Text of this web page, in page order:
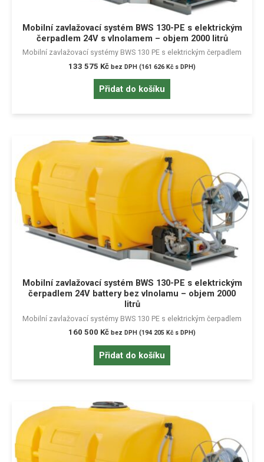
Mobilní zavlažovací systém BWS 130-PE s elektrickým
čerpadlem 24V s vlnolamem – objem 2000 litrů
Mobilní zavlažovací systémy BWS 130 PE s elektrickým čerpadlem
133 575 Kč bez DPH (161 626 Kč s DPH)
Přidat do košíku
Mobilní zavlažovací systém BWS 130-PE s elektrickým
čerpadlem 24V battery bez vlnolamu – objem 2000
litrů
Mobilní zavlažovací systémy BWS 130 PE s elektrickým čerpadlem
160 500 Kč bez DPH (194 205 Kč s DPH)
Přidat do košíku